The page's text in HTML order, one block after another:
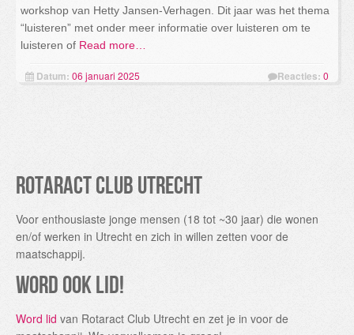
workshop van Hetty Jansen-Verhagen. Dit jaar was het thema
“luisteren” met onder meer informatie over luisteren om te
luisteren of Read more…
Reacties: 0
Datum: 06 januari 2025
Rotaract Club Utrecht
Voor enthousiaste jonge mensen (18 tot ~30 jaar) die wonen
en/of werken in Utrecht en zich in willen zetten voor de
maatschappij.
Word ook lid!
Word lid van Rotaract Club Utrecht en zet je in voor de